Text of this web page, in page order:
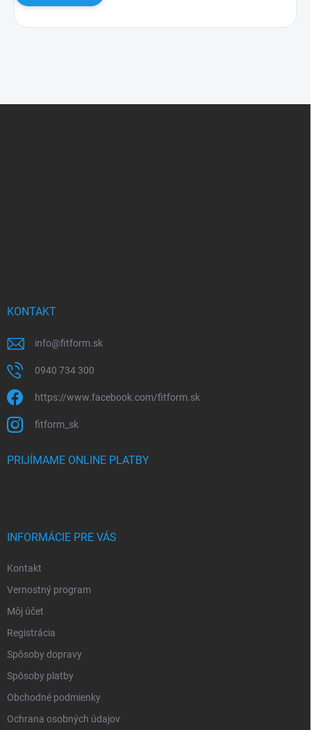
KONTAKT
info@fitform.sk
0940 734 300
https://www.facebook.com/fitform.sk
fitform_sk
PRIJÍMAME ONLINE PLATBY
INFORMÁCIE PRE VÁS
Kontakt
Vernostný program
Môj účet
Registrácia
Spôsoby dopravy
Spôsoby platby
Obchodné podmienky
Ochrana osobných údajov